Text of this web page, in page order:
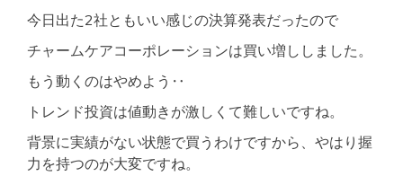
今日出た2社ともいい感じの決算発表だったので
チャームケアコーポレーションは買い増ししました。
もう動くのはやめよう‥
トレンド投資は値動きが激しくて難しいですね。
背景に実績がない状態で買うわけですから、やはり握
力を持つのが大変ですね。